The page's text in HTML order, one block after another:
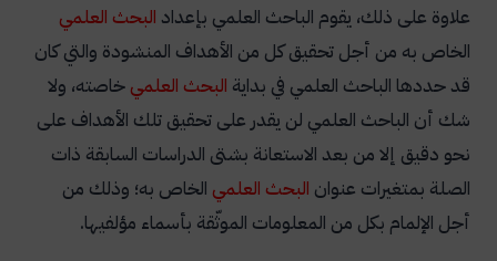
علاوة على ذلك، يقوم الباحث العلمي بإعداد البحث العلمي
الخاص به من أجل تحقيق كل من الأهداف المنشودة والتي كان
قد حددها الباحث العلمي في بداية البحث العلمي خاصته، ولا
شك أن الباحث العلمي لن يقدر على تحقيق تلك الأهداف على
نحو دقيق إلا من بعد الاستعانة بشتى الدراسات السابقة ذات
الصلة بمتغيرات عنوان البحث العلمي الخاص به؛ وذلك من
أجل الإلمام بكل من المعلومات الموثّقة بأسماء مؤلفيها.